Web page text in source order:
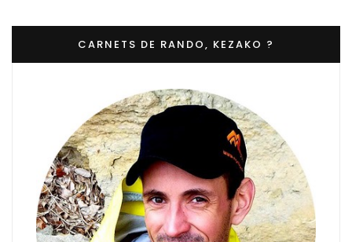
CARNETS DE RANDO, KEZAKO ?